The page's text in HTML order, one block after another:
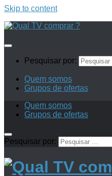
Skip to content
Pesquisar por:
Quem somos
Grupos de ofertas
Quem somos
Grupos de ofertas
Pesquisar por: